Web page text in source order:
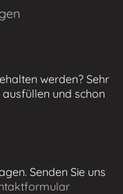
werden? Sehr
ausfüllen und schon
Senden Sie uns